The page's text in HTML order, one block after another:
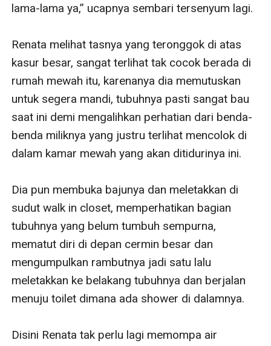
lama-lama ya,” ucapnya sembari tersenyum lagi.
Renata melihat tasnya yang teronggok di atas
kasur besar, sangat terlihat tak cocok berada di
rumah mewah itu, karenanya dia memutuskan
untuk segera mandi, tubuhnya pasti sangat bau
saat ini demi mengalihkan perhatian dari benda-
benda miliknya yang justru terlihat mencolok di
dalam kamar mewah yang akan ditidurinya ini.
Dia pun membuka bajunya dan meletakkan di
sudut walk in closet, memperhatikan bagian
tubuhnya yang belum tumbuh sempurna,
mematut diri di depan cermin besar dan
mengumpulkan rambutnya jadi satu lalu
meletakkan ke belakang tubuhnya dan berjalan
menuju toilet dimana ada shower di dalamnya.
Disini Renata tak perlu lagi memompa air